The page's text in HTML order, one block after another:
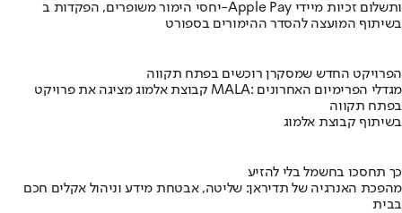
יחסי הימור משופרים, הפקדות ב-Apple Pay ותשלום זכיות מיידי
בשיתוף המועצה להסדר ההימורים בספורט
הפרויקט החדש שמסקרן רוכשים בפתח תקווה
קבוצת אלמוג מציגה את פרויקט MALA: מגדלי הפרימיום האחרונים
בפתח תקווה
בשיתוף קבוצת אלמוג
כך תחסכו בחשמל בלי להזיע
מהפכת האנרגיה של תדיראן: שליטה, אבטחת מידע וניהול אקלים חכם
בבית